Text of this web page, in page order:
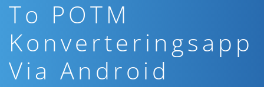
To POTM
Konverteringsapp
Via Android